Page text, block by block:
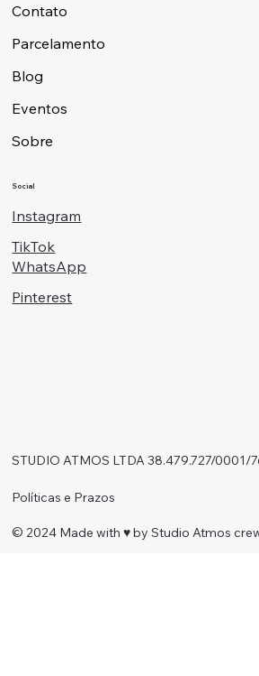
Contato
Parcelamento
Blog
Eventos
Sobre
Social
Instagram
TikTok
WhatsApp
Pinterest
STUDIO ATMOS LTDA 38.479.727/0001/
Políticas e Prazos
© 2024 Made with ♥︎ by Studio Atmos